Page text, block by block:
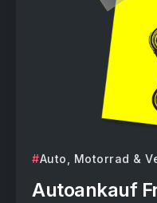
Auto, Motorrad &
Autoankauf